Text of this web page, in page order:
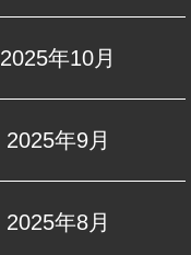
2025年10月
2025年9月
2025年8月